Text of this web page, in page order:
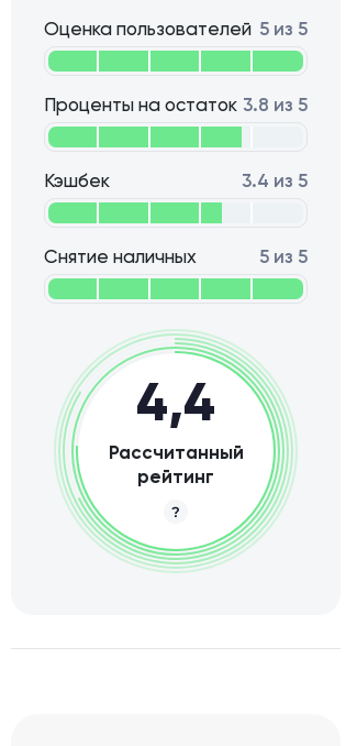
Проценты на остаток 3.8 из 5
Кэшбек 3.4 из 5
Снятие наличных 5 из 5
Оценка пользователей 5 из 5
4,4
Рассчитанный
рейтинг